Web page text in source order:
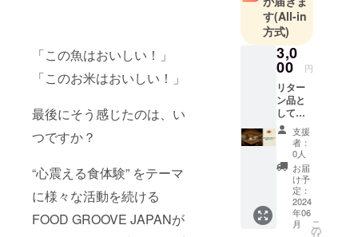
「この魚はおいしい！」
「このお米はおいしい！」
最後にそう感じたのは、い
つですか？
“心震える食体験” をテーマ
に様々な活動を続ける
FOOD GROOVE JAPANが
ち消費者
は、食材が
どこで、ど
のように作
られたのか
を実感する
機会がほと
んどありま
せん。各地
る、究極の
食材をこれ
からも守っ
す(All-in
方式)
3,0
00 円
リター
ン品と
して、
FOOD
GROOV
JAPAN
より御
礼の
メッ
セージ
をお送
支援
者：
0人
お届
け予
定：
2024
年06
月
こ
の